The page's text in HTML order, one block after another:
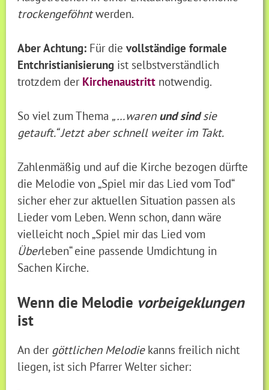
trockengeföhntwerden.
Aber Achtung: Für dievollständige formale
Entchristianisierung ist selbstverständlich
trotzdem der Kirchenaustritt notwendig.
So viel zum Thema „…waren und sindsie
getauft.“ Jetzt aber schnell weiter im Takt.
Zahlenmäßig und auf die Kirche bezogen dürfte
die Melodie von „Spiel mir das Lied vom Tod“
sicher eher zur aktuellen Situation passen als
Lieder vom Leben. Wenn schon, dann wäre
vielleicht noch „Spiel mir das Lied vom
Überleben“ eine passende Umdichtung in
Sachen Kirche.
Wenn die Melodie vorbeigeklungen
ist
An der göttlichen Melodiekanns freilich nicht
liegen, ist sich Pfarrer Welter sicher: